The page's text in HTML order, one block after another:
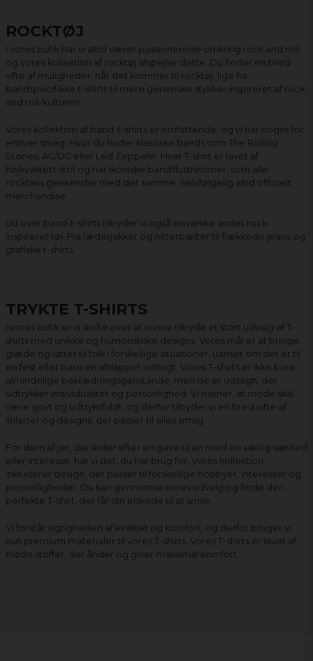
ROCKTØJ
I vores butik har vi altid været passionerede omkring rock and roll,
og vores kollektion af rocktøj afspejler dette. Du finder en bred
vifte af muligheder, når det kommer til rocktøj, lige fra
bandspecifikke t-shirts til mere generiske stykker inspireret af rock
and roll-kulturen.
Vores kollektion af band-t-shirts er omfattende, og vi har noget for
enhver smag. Hvor du finder klassiske bands som The Rolling
Stones, AC/DC eller Led Zeppelin. Hver T-shirt er lavet af
højkvalitets stof og har ikoniske bandillustrationer, som alle
rockfans genkender med det samme. Selvfølgelig altid officielt
merchandise.
Ud over band-t-shirts tilbyder vi også en række andet rock-
inspireret tøj. Fra læderjakker og nitterbælter til flækkede jeans og
grafiske t-shirts.
TRYKTE T-SHIRTS
I vores butik er vi stolte over at kunne tilbyde et stort udvalg af T-
shirts med unikke og humoristiske designs. Vores mål er at bringe
glæde og latter til folk i forskellige situationer, uanset om det er til
en fest eller bare en afslappet udflugt. Vores T-shirts er ikke bare
almindelige beklædningsgenstande, men de er udsagn, der
udtrykker individualitet og personlighed. Vi mener, at mode skal
være sjovt og udtryksfuldt, og derfor tilbyder vi en bred vifte af
stilarter og designs, der passer til alles smag.
For dem af jer, der leder efter en gave til en med en særlig særhed
eller interesse, har vi det, du har brug for. Vores kollektion
inkluderer design, der passer til forskellige hobbyer, interesser og
personligheder. Du kan gennemse vores udvalg og finde den
perfekte T-shirt, der får din elskede til at smile.
Vi forstår vigtigheden af ​​kvalitet og komfort, og derfor bruger vi
kun premium materialer til vores T-shirts. Vores T-shirts er lavet af
bløde stoffer, der ånder og giver maksimal komfort.